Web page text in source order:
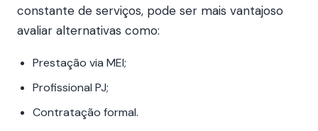
constante de serviços, pode ser mais vantajoso
avaliar alternativas como:
Prestação via MEI;
Profissional PJ;
Contratação formal.